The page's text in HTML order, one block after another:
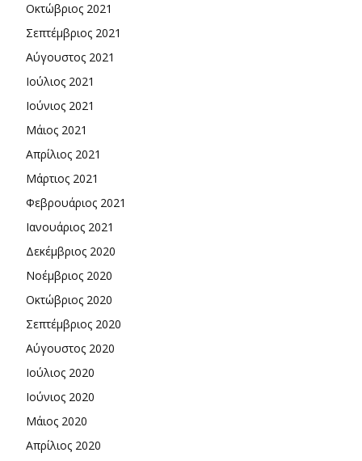
Οκτώβριος 2021
Σεπτέμβριος 2021
Αύγουστος 2021
Ιούλιος 2021
Ιούνιος 2021
Μάιος 2021
Απρίλιος 2021
Μάρτιος 2021
Φεβρουάριος 2021
Ιανουάριος 2021
Δεκέμβριος 2020
Νοέμβριος 2020
Οκτώβριος 2020
Σεπτέμβριος 2020
Αύγουστος 2020
Ιούλιος 2020
Ιούνιος 2020
Μάιος 2020
Απρίλιος 2020